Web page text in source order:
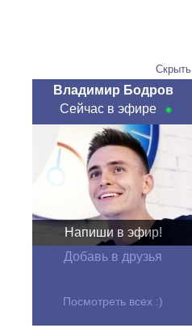
Скрыть
Владимир Бодров
Сейчас в эфире
Напиши в эфир!
Добавь в друзья
Посмотреть всех :)